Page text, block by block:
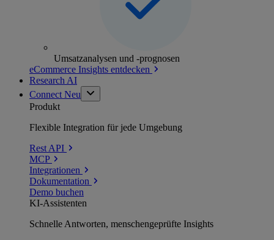
Umsatzanalysen und -prognosen
eCommerce Insights entdecken
Research AI
Connect Neu
Produkt
Flexible Integration für jede Umgebung
Rest API
MCP
Integrationen
Dokumentation
Demo buchen
KI-Assistenten
Schnelle Antworten, menschengeprüfte Insights